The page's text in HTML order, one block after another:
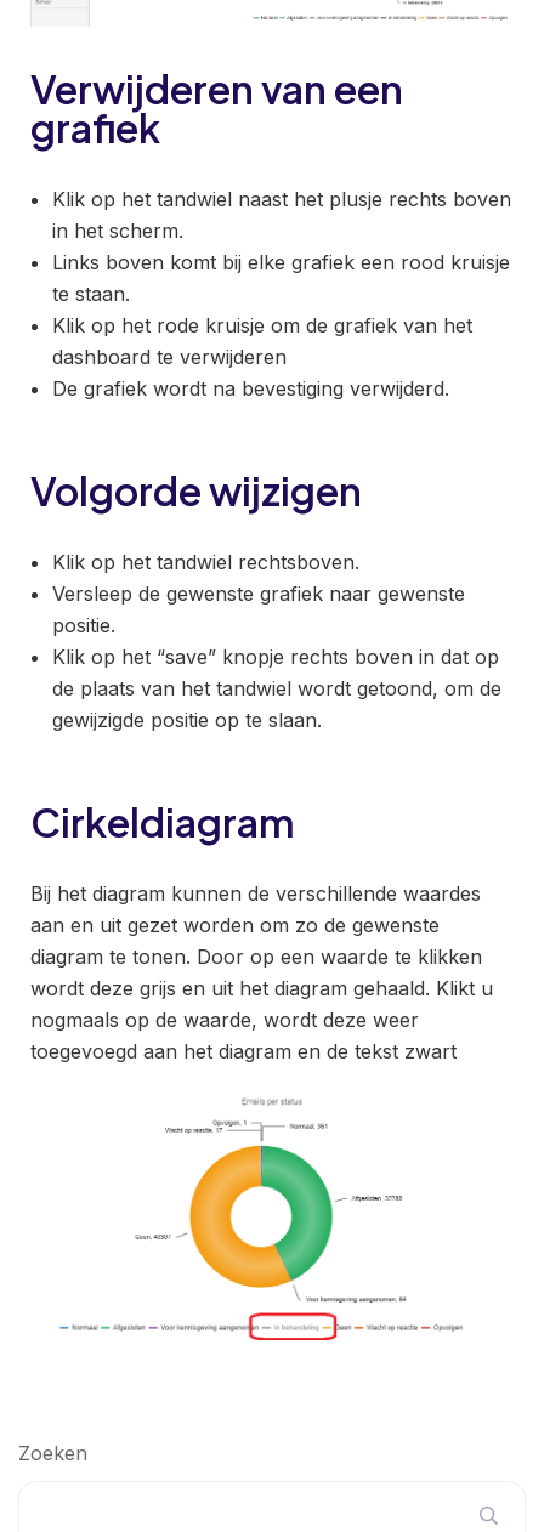
Verwijderen van een
grafiek
Klik op het tandwiel naast het plusje rechts boven
in het scherm.
Links boven komt bij elke grafiek een rood kruisje
te staan.
Klik op het rode kruisje om de grafiek van het
dashboard te verwijderen
De grafiek wordt na bevestiging verwijderd.
Volgorde wijzigen
Klik op het tandwiel rechtsboven.
Versleep de gewenste grafiek naar gewenste
positie.
Klik op het “save” knopje rechts boven in dat op
de plaats van het tandwiel wordt getoond, om de
gewijzigde positie op te slaan.
Cirkeldiagram
Bij het diagram kunnen de verschillende waardes
aan en uit gezet worden om zo de gewenste
diagram te tonen. Door op een waarde te klikken
wordt deze grijs en uit het diagram gehaald. Klikt u
nogmaals op de waarde, wordt deze weer
toegevoegd aan het diagram en de tekst zwart
Zoeken